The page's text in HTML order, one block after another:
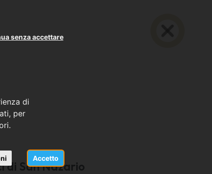
di
per
Accetto
senza accettare
di San Nazario